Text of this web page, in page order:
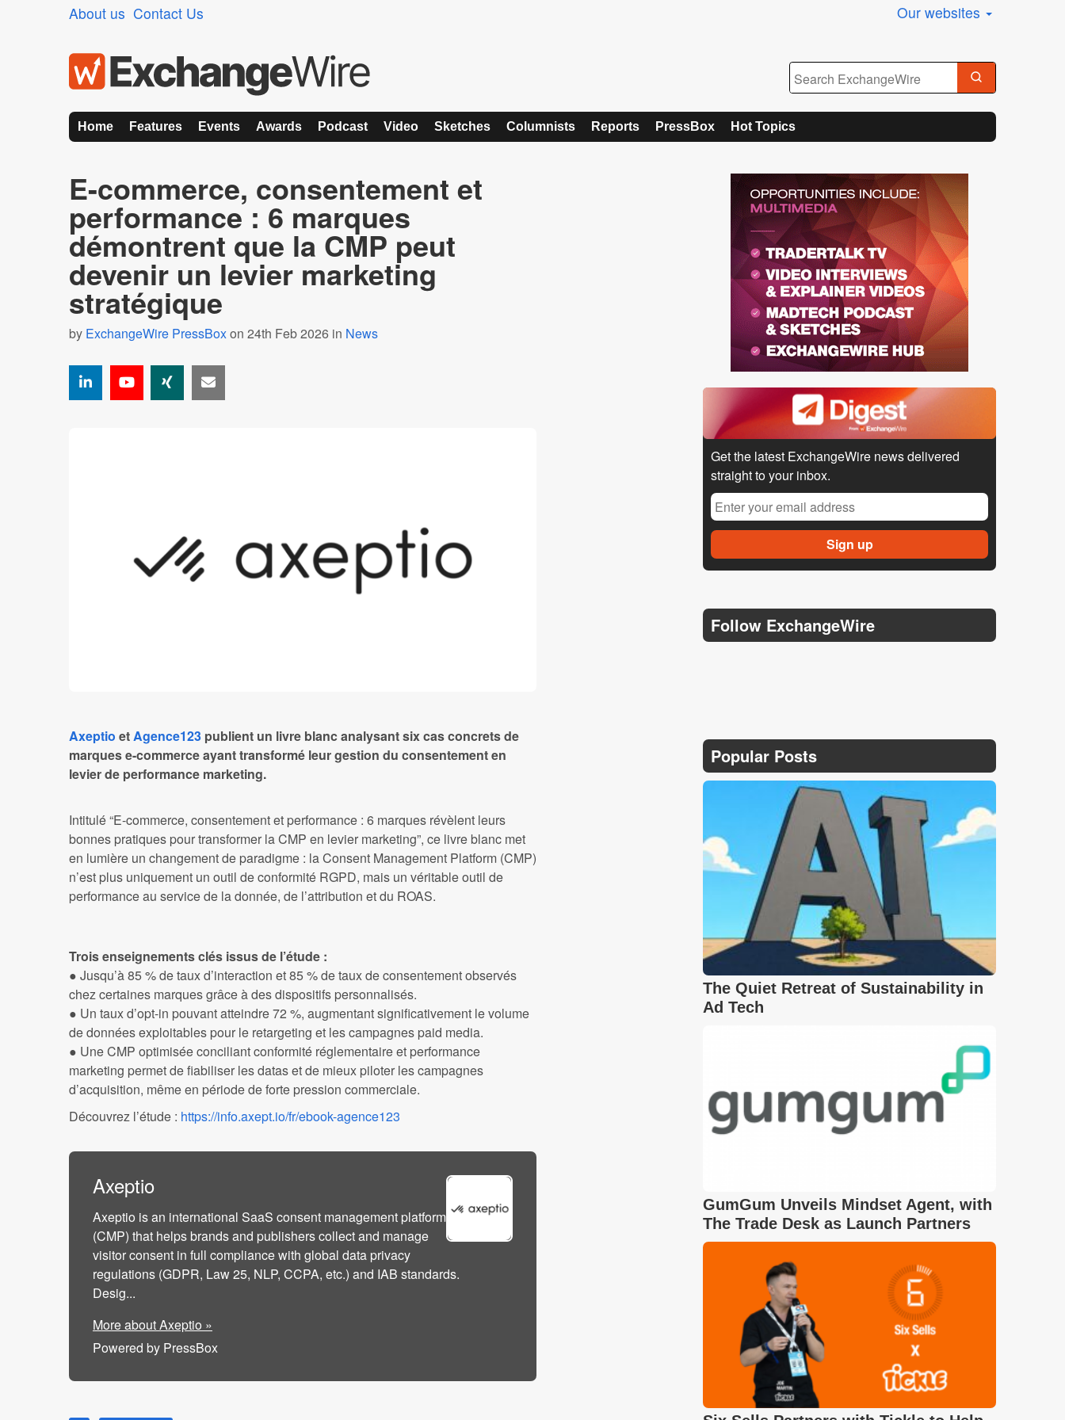
About us Contact Us Our websites
Home Features Events Awards Podcast Video Sketches Columnists Reports PressBox Hot Topics
E-commerce, consentement et
performance : 6 marques
démontrent que la CMP peut
devenir un levier marketing
stratégique
by ExchangeWire PressBoxon 24th Feb 2026 in News
Axeptio etAgence123 publient un livre blanc analysant six cas concrets de
marques e-commerce ayant transformé leur gestion du consentement en
levier de performance marketing.
Intitulé “E-commerce, consentement et performance : 6 marques révèlent leurs
bonnes pratiques pour transformer la CMP en levier marketing”, ce livre blanc met
en lumière un changement de paradigme : la Consent Management Platform (CMP)
n’est plus uniquement un outil de conformité RGPD, mais un véritable outil de
performance au service de la donnée, de l’attribution et du ROAS.
Trois enseignements clés issus de l’étude :
● Jusqu’à 85 % de taux d’interaction et 85 % de taux de consentement observés
chez certaines marques grâce à des dispositifs personnalisés.
● Un taux d’opt-in pouvant atteindre 72 %, augmentant significativement le volume
de données exploitables pour le retargeting et les campagnes paid media.
● Une CMP optimisée conciliant conformité réglementaire et performance
marketing permet de fiabiliser les datas et de mieux piloter les campagnes
d’acquisition, même en période de forte pression commerciale.
Découvrez l’étude : https://info.axept.io/fr/ebook-agence123
Axeptio
Axeptio is an international SaaS consent management platform
(CMP) that helps brands and publishers collect and manage
visitor consent in full compliance with global data privacy
regulations (GDPR, Law 25, NLP, CCPA, etc.) and IAB standards.
Desig...
More about Axeptio »
Powered by PressBox
Get the latest ExchangeWire news delivered
straight to your inbox.
Follow ExchangeWire
Popular Posts
The Quiet Retreat of Sustainability in
Ad Tech
GumGum Unveils Mindset Agent, with
The Trade Desk as Launch Partners